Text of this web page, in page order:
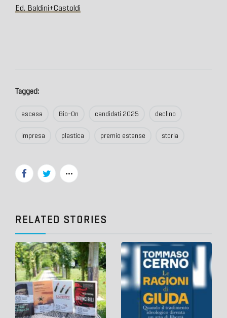
Ed. Baldini+Castoldi
Tagged:
ascesa Bio-On candidati 2025 declino
impresa plastica premio estense storia
RELATED STORIES